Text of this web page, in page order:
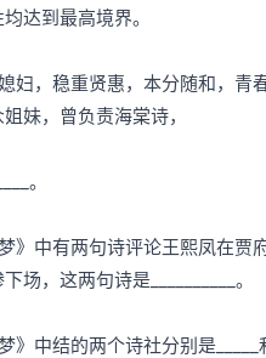
达到最⾼境界。
妇，稳重贤惠，本分随和， ⻘
妹，曾负责海棠诗，
。
》中有两句诗评论王熙凤在贾
场，这两句诗是_____
_____。
》中结的两个诗社分别是_____